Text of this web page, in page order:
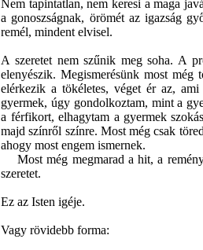
Nem tapintatlan, nem keresi a maga
a gonoszságnak, örömét az igazság
remél, mindent elvisel.
A szeretet nem szűnik meg soha. A
elenyészik. Megismerésünk most még
elérkezik a tökéletes, véget ér az,
gyermek, úgy gondolkoztam, mint a
a férfikort, elhagytam a gyermek
majd színről színre. Most még csak
ahogy most engem ismernek.
Most még megmarad a hit, a
szeretet.
Ez az Isten igéje.
Vagy rövidebb forma: